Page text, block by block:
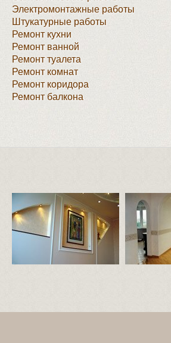
Электромонтажные работы
Штукатурные работы
Ремонт кухни
Ремонт ванной
Ремонт туалета
Ремонт комнат
Ремонт коридора
Ремонт балкона